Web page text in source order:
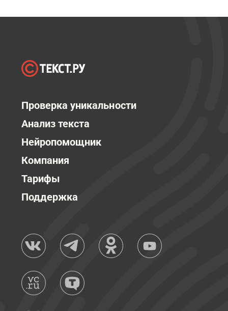
Проверка уникальности
Анализ текста
Нейропомощник
Компания
Тарифы
Поддержка